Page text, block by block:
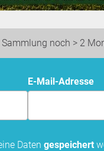
Sammlung noch > 2
E-Mail-Adresse
Daten gespeichert